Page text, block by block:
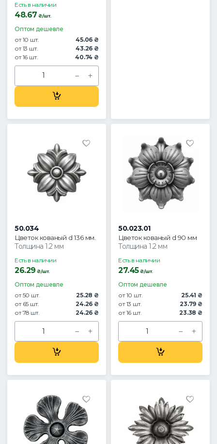
Есть в наличии
48.67 ₴/шт.
Оптом дешевле
от 10 шт.
45.06 ₴
от 13 шт.
43.26 ₴
от 16 шт.
40.74 ₴
50.034
Цветок кованый d 136 мм.
Толщина 1.2 мм
Есть в наличии
26.29 ₴/шт.
Оптом дешевле
от 50 шт.
25.28 ₴
от 65 шт.
24.26 ₴
от 78 шт.
24.26 ₴
50.023.01
Цветок кованый d 90 мм
Толщина 1.2 мм
Есть в наличии
27.45₴/шт.
Оптом дешевле
от 10 шт.
25.41 ₴
от 13 шт.
23.79 ₴
от 16 шт.
23.38 ₴